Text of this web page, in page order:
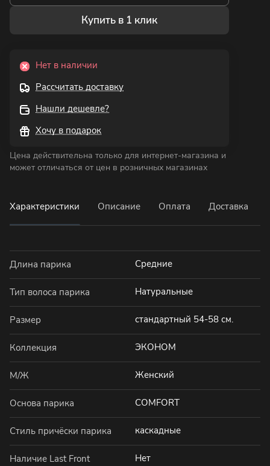
Купить в 1 клик
Нет в наличии
Рассчитать доставку
Нашли дешевле?
Хочу в подарок
Цена действительна только для интернет-магазина и
может отличаться от цен в розничных магазинах
Характеристики Описание Оплата Доставка
Длина парика Средние
Тип волоса парика Натуральные
Размер стандартный 54-58 см.
Коллекция ЭКОНОМ
М/Ж Женский
Основа парика COMFORT
Стиль причёски парика каскадные
Наличие Last Front Нет